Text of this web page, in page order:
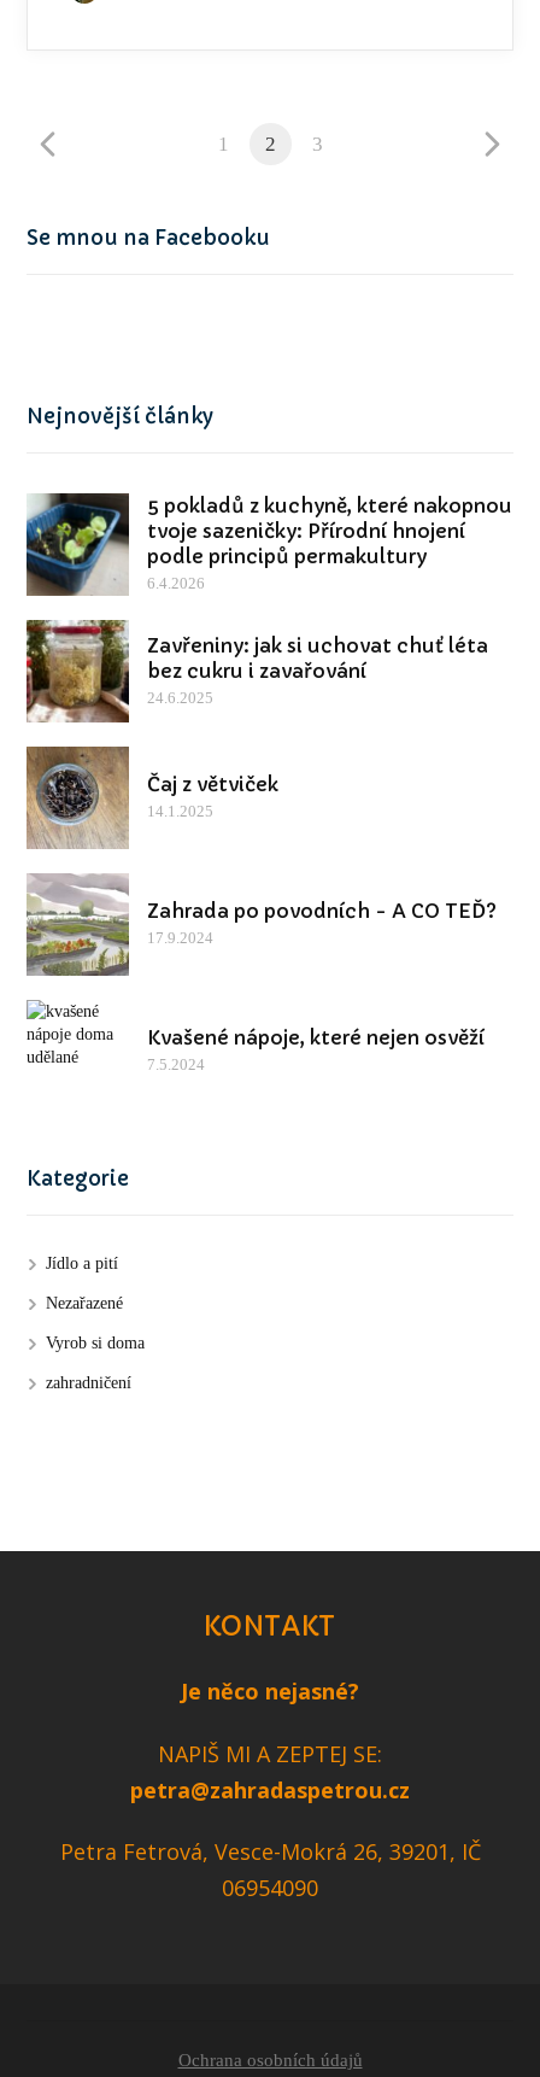
1 2 3
Se mnou na Facebooku
Nejnovější články
5 pokladů z kuchyně, které nakopnou
tvoje sazeničky: Přírodní hnojení
podle principů permakultury
6.4.2026
Zavřeniny: jak si uchovat chuť léta
bez cukru i zavařování
24.6.2025
Čaj z větviček
14.1.2025
Zahrada po povodních - A CO TEĎ?
17.9.2024
Kvašené nápoje, které nejen osvěží
7.5.2024
Kategorie
Jídlo a pití
Nezařazené
Vyrob si doma
zahradničení
KONTAKT
Je něco nejasné?
NAPIŠ MI A ZEPTEJ SE:
petra@zahradaspetrou.cz
Petra Fetrová, Vesce-Mokrá 26, 39201, IČ
06954090
Ochrana osobních údajů